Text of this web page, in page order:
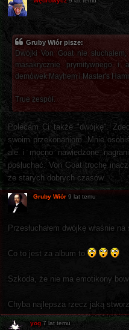
Gruby Wiór pisze:
Dwójki Von Goat nie
masakrycznie prymitywnego i
demówek Mayhem i Master's
True zespół.
Polecam Ci także "dwójkę".
swoim przekonaniom. Mnie
ale i mocno nawiedzone
posłuchać. Von Goat trochę
ze starych dobrych czasów.
Gruby Wiór 9 lat temu
Przesłuchałem dwójkę właśnie
Co to jest za album to
Szkoda, że nie ma emotikony
Chyba najlepsza rzecz jaką
yog 7 lat temu